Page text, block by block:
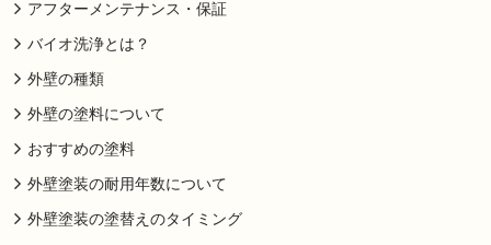
アフターメンテナンス・保証
バイオ洗浄とは？
外壁の種類
外壁の塗料について
おすすめの塗料
外壁塗装の耐用年数について
外壁塗装の塗替えのタイミング